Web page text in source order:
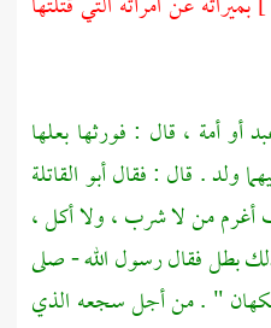
أو أمة ، قال : فورثها بعلها
ولد . قال : فقال أبو القاتلة
أغرم من لا شرب ، ولا أكل ،
بطل فقال رسول الله - صلى
" . من أجل سجعه الذي